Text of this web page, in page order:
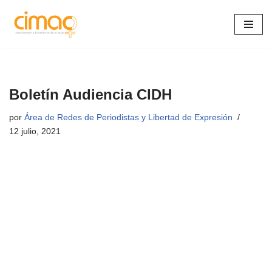
Saltar
Boletín Audiencia CIDH
por Área de Redes de Periodistas y Libertad de Expresión
12 julio, 2021